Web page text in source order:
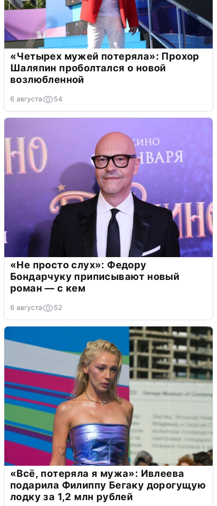
«Четырех мужей потеряла»: Прохор
Шаляпин проболтался о новой
возлюбленной
6 августа 54
«Не просто слух»: Федору
Бондарчуку приписывают новый
роман — с кем
6 августа 52
«Всё, потеряла я мужа»: Ивлеева
подарила Филиппу Бегаку дорогущую
лодку за 1,2 млн рублей